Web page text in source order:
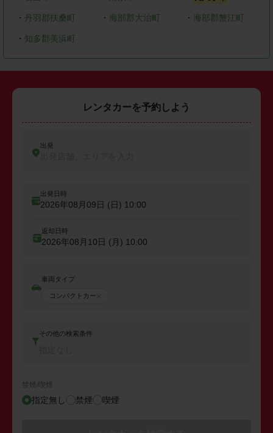
・ 丹羽郡扶桑町 ・ 海部郡大治町 ・ 海部郡蟹江町
・ 知多郡美浜町
レンタカーを予約しよう
出発
出発日時
2026年08月09日 (日) 10:00
返却日時
2026年08月10日 (月) 10:00
車両タイプ
コンパクトカー
その他の検索条件
禁煙/喫煙
指定無し 禁煙 喫煙